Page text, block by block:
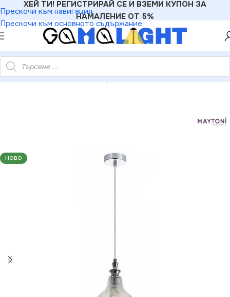
Прескочи към навигация
Прескочи към основното съдържание
ХЕЙ ТИ! РЕГИСТРИРАЙ СЕ И ВЗЕМИ КУПОН ЗА
НАМАЛЕНИЕ ОТ 5%
GAMALIGHT»Пендели»Maytoni P033PL-01CH Пендел Festa
НОВО